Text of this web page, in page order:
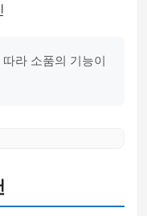
라 소품의 기능이